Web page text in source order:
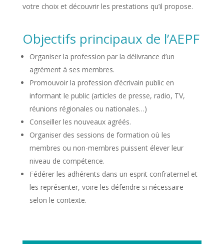
votre choix et découvrir les prestations qu’il propose.
Objectifs principaux de l’AEPF
Organiser la profession par la délivrance d’un
agrément à ses membres.
Promouvoir la profession d’écrivain public en
informant le public (articles de presse, radio, TV,
réunions régionales ou nationales…)
Conseiller les nouveaux agréés.
Organiser des sessions de formation où les
membres ou non-membres puissent élever leur
niveau de compétence.
Fédérer les adhérents dans un esprit confraternel et
les représenter, voire les défendre si nécessaire
selon le contexte.